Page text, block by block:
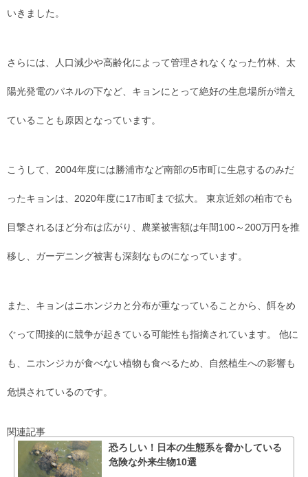
いきました。
さらには、人口減少や高齢化によって管理されなくなった竹林、太
陽光発電のパネルの下など、キョンにとって絶好の生息場所が増え
ていることも原因となっています。
こうして、2004年度には勝浦市など南部の5市町に生息するのみだ
ったキョンは、2020年度に17市町まで拡大。 東京近郊の柏市でも
目撃されるほど分布は広がり、農業被害額は年間100～200万円を推
移し、ガーデニング被害も深刻なものになっています。
また、キョンはニホンジカと分布が重なっていることから、餌をめ
ぐって間接的に競争が起きている可能性も指摘されています。 他に
も、ニホンジカが食べない植物も食べるため、自然植生への影響も
危惧されているのです。
関連記事
恐ろしい！日本の生態系を脅かしている
危険な外来生物10選